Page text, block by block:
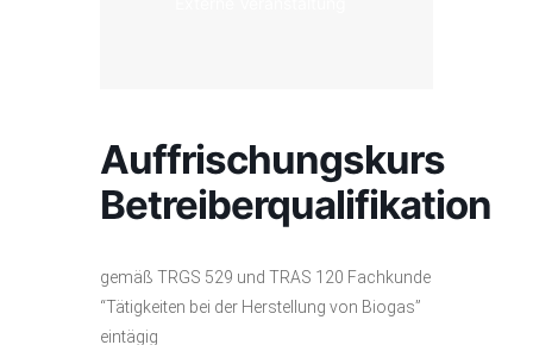
Auffrischungskurs
Betreiberqualifikation
gemäß TRGS 529 und TRAS 120 Fachkunde
“Tätigkeiten bei der Herstellung von Biogas”
eintägig